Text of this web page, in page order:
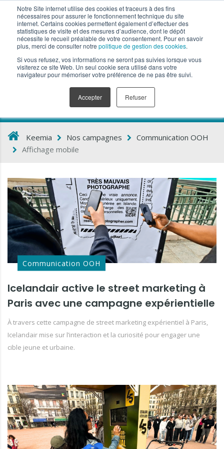
Notre Site internet utilise des cookies et traceurs à des fins
nécessaires pour assurer le fonctionnement technique du site
internet. Certains cookies permettent également d’effectuer des
statistiques de visite et des mesures d’audience, dont le dépôt
nécessite le recueil préalable de votre consentement. Pour en savoir
plus, merci de consulter notre politique de gestion des cookies.
Si vous refusez, vos informations ne seront pas suivies lorsque vous
visiterez ce site Web. Un seul cookie sera utilisé dans votre
navigateur pour mémoriser votre préférence de ne pas être suivi.
Accepter Refuser
Affichage mobile
Keemia Nos campagnes
Communication OOH
Affichage mobile
Communication OOH
Icelandair active le street marketing à
Paris avec une campagne expérientielle
À travers cette campagne de street marketing expérientiel à Paris,
Icelandair mise sur l’interaction et la curiosité pour engager une
cible jeune et urbaine.